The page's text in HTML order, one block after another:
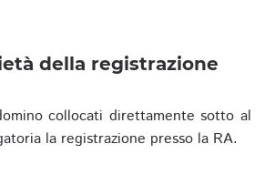
della registrazione
collocati direttamente sotto al
la registrazione presso la RA.